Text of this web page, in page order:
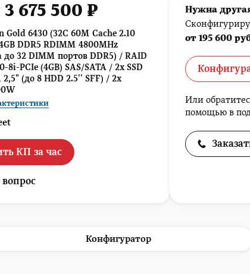
3 675 500 ₽
Gold 6430 (32C 60M Cache 2.10
DDR5 RDIMM 4800MHz
32 DIMM портов DDR5) / RAID
8i-PCIe (4GB) SAS/SATA / 2x SSD
2,5" (до 8 HDD 2.5'' SFF) / 2x
КП за час
Нужна
от 195 600
Или
помощью в
Конфигуратор